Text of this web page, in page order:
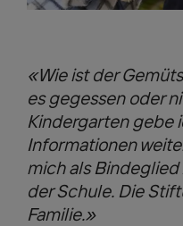
«Wie ist der
es gegessen oder
Kindergarten gebe
Informationen
mich als
der Schule. Die
Familie.»